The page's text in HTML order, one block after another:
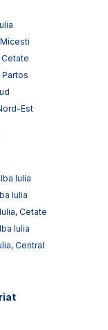
Cetate
Partos
Est
Iulia
Iulia
Cetate
Iulia
Central